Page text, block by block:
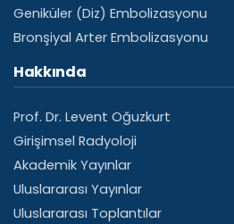
Geniküler (Diz) Embolizasyonu
Bronşiyal Arter Embolizasyonu
Hakkında
Prof. Dr. Levent Oğuzkurt
Girişimsel Radyoloji
Akademik Yayınlar
Uluslararası Yayınlar
Uluslararası Toplantılar